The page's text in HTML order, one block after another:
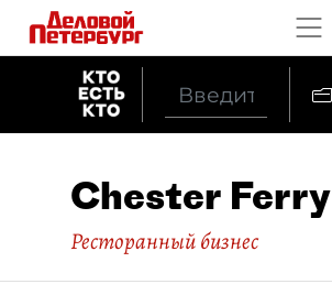
Chester Ferry
Ресторанный бизнес